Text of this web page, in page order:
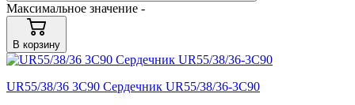
Максимальное значение -
В корзину
UR55/38/36 3C90 Сердечник UR55/38/36-3C90